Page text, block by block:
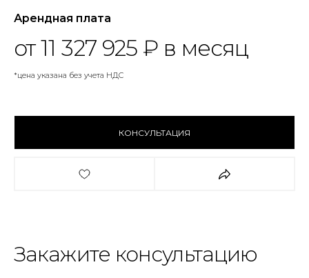
Арендная плата
от11 327 925 ₽ в месяц
*цена указана без учета НДС
КОНСУЛЬТАЦИЯ
Закажите консультацию